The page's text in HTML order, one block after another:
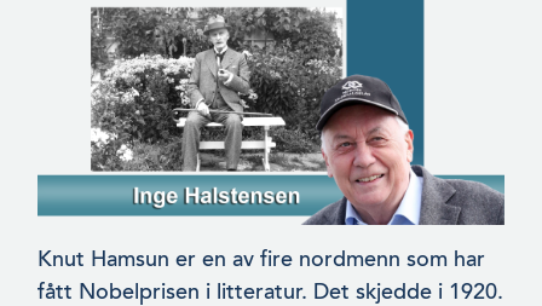
Knut Hamsun er en av fire nordmenn som har
fått Nobelprisen i litteratur. Det skjedde i 1920.